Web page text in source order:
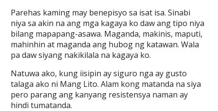
Parehas kaming may benepisyo sa isat isa. Sinabi
niya sa akin na ang mga kagaya ko daw ang tipo niya
bilang mapapang-asawa. Maganda, makinis, maputi,
mahinhin at maganda ang hubog ng katawan. Wala
pa daw siyang nakikilala na kagaya ko.
Natuwa ako, kung iisipin ay siguro nga ay gusto
talaga ako ni Mang Lito. Alam kong matanda na siya
pero parang ang kanyang resistensya naman ay
hindi tumatanda.